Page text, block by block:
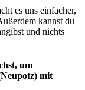
es uns einfacher,
kannst du
und nichts
um
mit